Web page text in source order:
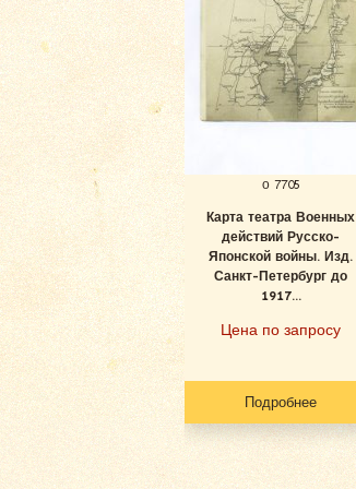
о 7705
Карта театра Военных
действий Русско-
Японской войны. Изд.
Санкт-Петербург до
1917...
Цена по запросу
Подробнее